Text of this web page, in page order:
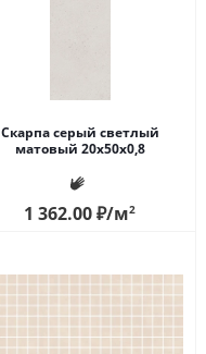
Скарпа серый светлый
матовый 20x50x0,8
1 362.00₽/м2